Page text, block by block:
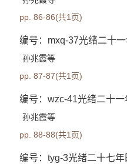
pp. 86-86(共1页)
孙兆霞等
pp. 87-87(共1页)
编号：wzc-41光绪二十
孙兆霞等
pp. 88-88(共1页)
编号：tyg-3光绪二十七